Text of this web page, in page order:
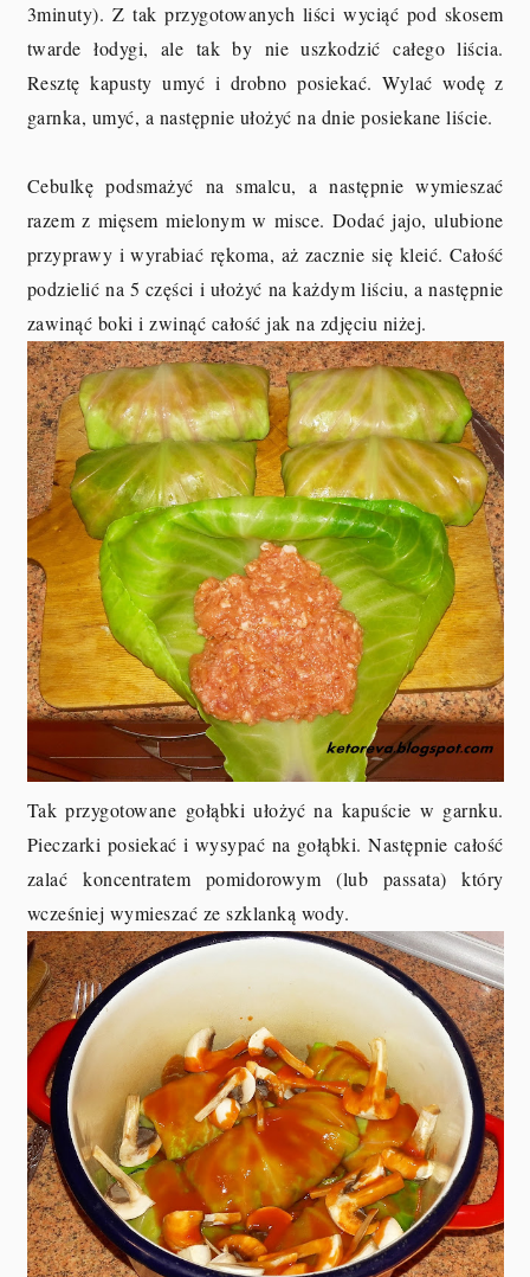
3minuty). Z tak przygotowanych liści wyciąć pod skosem
twarde łodygi, ale tak by nie uszkodzić całego liścia.
Resztę kapusty umyć i drobno posiekać. Wylać wodę z
garnka, umyć, a następnie ułożyć na dnie posiekane liście.
Cebulkę podsmażyć na smalcu, a następnie wymieszać
razem z mięsem mielonym w misce. Dodać jajo, ulubione
przyprawy i wyrabiać rękoma, aż zacznie się kleić. Całość
podzielić na 5 części i ułożyć na każdym liściu, a następnie
zawinąć boki i zwinąć całość jak na zdjęciu niżej.
Tak przygotowane gołąbki ułożyć na kapuście w garnku.
Pieczarki posiekać i wysypać na gołąbki. Następnie całość
zalać koncentratem pomidorowym (lub passata) który
wcześniej wymieszać ze szklanką wody.